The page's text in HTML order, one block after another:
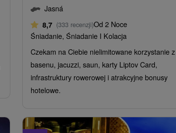
Jasná
8,7 (333 recenzji)Od 2 Noce
Śniadanie, Śniadanie I Kolacja
Czekam na Ciebie nielimitowane korzystanie z
basenu, jacuzzi, saun, karty Liptov Card,
infrastruktury rowerowej i atrakcyjne bonusy
hotelowe.